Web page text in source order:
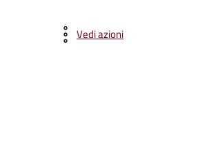
Vedi azioni